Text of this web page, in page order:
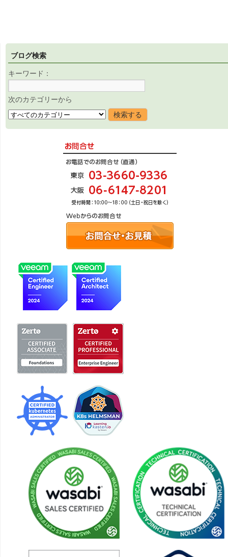
ブログ検索
キーワード：
次のカテゴリーから